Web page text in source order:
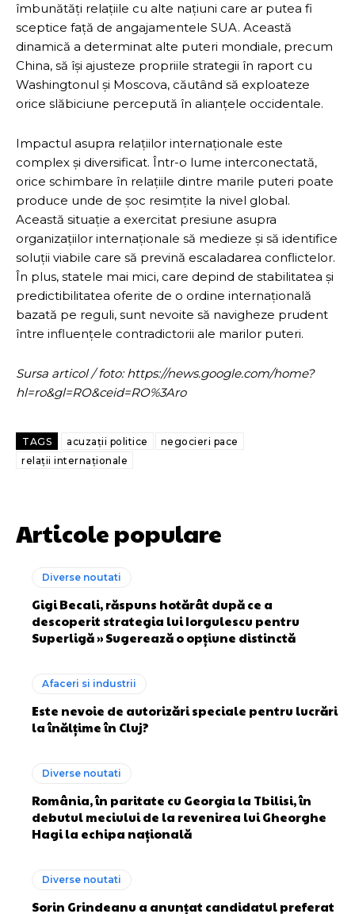
îmbunătăți relațiile cu alte națiuni care ar putea fi
sceptice față de angajamentele SUA. Această
dinamică a determinat alte puteri mondiale, precum
China, să își ajusteze propriile strategii în raport cu
Washingtonul și Moscova, căutând să exploateze
orice slăbiciune percepută în alianțele occidentale.
Impactul asupra relațiilor internaționale este
complex și diversificat. Într-o lume interconectată,
orice schimbare în relațiile dintre marile puteri poate
produce unde de șoc resimțite la nivel global.
Această situație a exercitat presiune asupra
organizațiilor internaționale să medieze și să identifice
soluții viabile care să prevină escaladarea conflictelor.
În plus, statele mai mici, care depind de stabilitatea și
predictibilitatea oferite de o ordine internațională
bazată pe reguli, sunt nevoite să navigheze prudent
între influențele contradictorii ale marilor puteri.
Sursa articol / foto: https://news.google.com/home?
hl=ro&gl=RO&ceid=RO%3Aro
TAGS acuzații politice
negocieri pace
relații internaționale
Articole populare
Diverse noutati
Gigi Becali, răspuns hotărât după ce a
descoperit strategia lui Iorgulescu pentru
Superligă » Sugerează o opțiune distinctă
Afaceri si industrii
Este nevoie de autorizări speciale pentru lucrări
la înălțime în Cluj?
Diverse noutati
România, în paritate cu Georgia la Tbilisi, în
debutul meciului de la revenirea lui Gheorghe
Hagi la echipa națională
Diverse noutati
Sorin Grindeanu a anunțat candidatul preferat